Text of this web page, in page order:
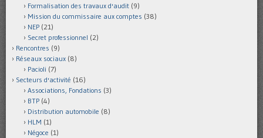
Formalisation des travaux d'audit (9)
Mission du commissaire aux comptes (38)
NEP (21)
Secret professionnel (2)
Rencontres (9)
Réseaux sociaux (8)
Pacioli (7)
Secteurs d'activité (16)
Associations, Fondations (3)
BTP (4)
Distribution automobile (8)
HLM (1)
Négoce (1)